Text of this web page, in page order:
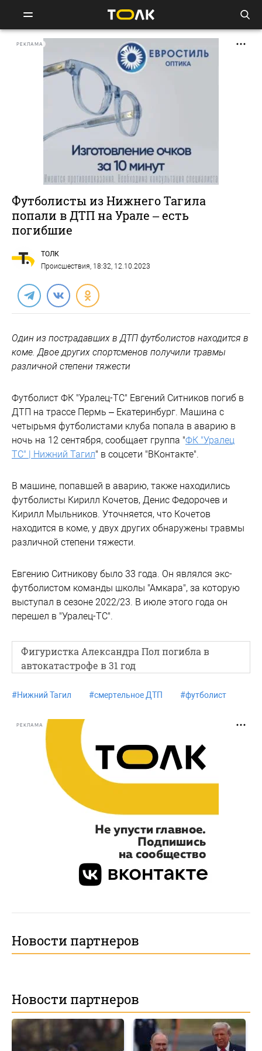
РЕКЛАМА
Футболисты из Нижнего Тагила
попали в ДТП на Урале – есть
погибшие
ТОЛК
Происшествия, 18:32, 12.10.2023
Один из пострадавших в ДТП футболистов находится в
коме. Двое других спортсменов получили травмы
различной степени тяжести
Футболист ФК "Уралец-ТС" Евгений Ситников погиб в
ДТП на трассе Пермь – Екатеринбург. Машина с
четырьмя футболистами клуба попала в аварию в
ночь на 12 сентября, сообщает группа "ФК "Уралец
ТС" | Нижний Тагил" в соцсети "ВКонтакте".
В машине, попавшей в аварию, также находились
футболисты Кирилл Кочетов, Денис Федорочев и
Кирилл Мыльников. Уточняется, что Кочетов
находится в коме, у двух других обнаружены травмы
различной степени тяжести.
Евгению Ситникову было 33 года. Он являлся экс-
футболистом команды школы "Амкара", за которую
выступал в сезоне 2022/23. В июле этого года он
перешел в "Уралец-ТС".
Фигуристка Александра Пол погибла в
автокатастрофе в 31 год
#Нижний Тагил #смертельное ДТП #футболист
РЕКЛАМА
Новости партнеров
Новости партнеров